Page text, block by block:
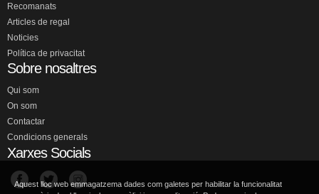
Recomanats
Articles de regal
Noticies
Política de privacitat
Sobre nosaltres
Qui som
On som
Contactar
Condicions generals
Xarxes Socials
Aquest lloc web emmagatzema dades com galetes per habilitar la funcionalitat